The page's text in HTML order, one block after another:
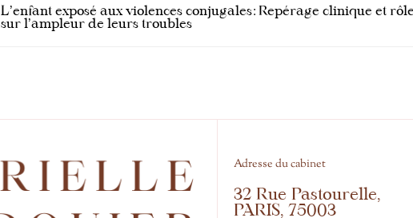
L’enfant exposé aux violences conjugales: Repérage clinique et
sur l’ampleur de leurs troubles
Adresse du cabinet
32 Rue Pastourelle,
PARIS, 75003